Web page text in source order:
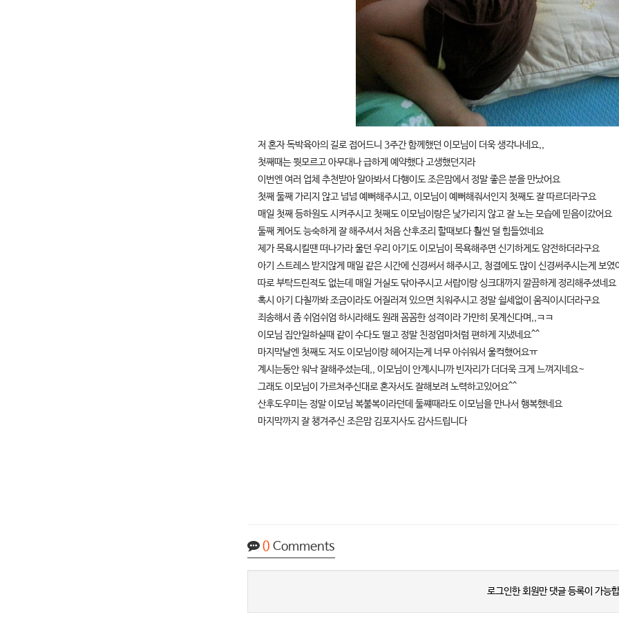
저 혼자 독박육아의 길로 접어드니 3주간 함께했던 이모님이 더욱 생각나네요,,
첫째때는 뭣모르고 아무대나 급하게 예약했다 고생했던지라
이번엔 여러 업체 추천받아 알아봐서 다행이도 조은맘에서 정말 좋은 분을 만났어요
첫째 둘째 가리지 않고 넘넘 예뻐해주시고, 이모님이 예뻐해줘서인지 첫째도 잘 따르더라구요
매일 첫째 등하원도 시켜주시고 첫째도 이모님이랑은 낯가리지 않고 잘 노는 모습에 믿음이갔어요
둘째 케어도 능숙하게 잘 해주셔서 처음 산후조리 할때보다 훨씬 덜 힘들었네요
제가 목욕시킬땐 떠나가라 울던 우리 아기도 이모님이 목욕해주면 신기하게도 얌전하더라구요
아기 스트레스 받지않게 매일 같은 시간에 신경써서 해주시고, 청결에도 많이 신경써주시는게 보였
따로 부탁드린적도 없는데 매일 거실도 닦아주시고 서랍이랑 싱크대까지 깔끔하게 정리해주셨네요
혹시 아기 다칠까봐 조금이라도 어질러져 있으면 치워주시고 정말 쉴세없이 움직이시더라구요
죄송해서 좀 쉬엄쉬엄 하시라해도 원래 꼼꼼한 성격이라 가만히 못계신다며,,ㅋㅋ
이모님 집안일하실때 같이 수다도 떨고 정말 친정엄마처럼 편하게 지냈네요^^
마지막날엔 첫째도 저도 이모님이랑 헤어지는게 너무 아쉬워서 울컥했어요ㅠ
계시는동안 워낙 잘해주셨는데,, 이모님이 안계시니까 빈자리가 더더욱 크게 느껴지네요~
그래도 이모님이 가르쳐주신대로 혼자서도 잘해보려 노력하고있어요^^
산후도우미는 정말 이모님 복불복이라던데 둘쨰때라도 이모님을 만나서 행복했네요
마지막까지 잘 챙겨주신 조은맘 김포지사도 감사드립니다
0 Comments
로그인한 회원만 댓글 등록이 가능